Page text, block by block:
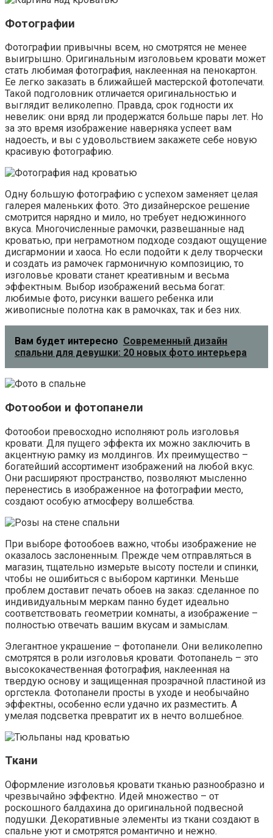
Фотографии
Фотографии привычны всем, но смотрятся не менее
выигрышно. Оригинальным изголовьем кровати может
стать любимая фотография, наклеенная на пенокартон.
Ее легко заказать в ближайшей мастерской фотопечати.
Такой подголовник отличается оригинальностью и
выглядит великолепно. Правда, срок годности их
невелик: они вряд ли продержатся больше пары лет. Но
за это время изображение наверняка успеет вам
надоесть, и вы с удовольствием закажете себе новую
красивую фотографию.
Одну большую фотографию с успехом заменяет целая
галерея маленьких фото. Это дизайнерское решение
смотрится нарядно и мило, но требует недюжинного
вкуса. Многочисленные рамочки, развешанные над
кроватью, при неграмотном подходе создают ощущение
дисгармонии и хаоса. Но если подойти к делу творчески
и создать из рамочек гармоничную композицию, то
изголовье кровати станет креативным и весьма
эффектным. Выбор изображений весьма богат:
любимые фото, рисунки вашего ребенка или
живописные полотна как в рамочках, так и без них.
Вам будет интересно Современный дизайн
спальни для девушки: 20 новых фото интерьера
Фотообои и фотопанели
Фотообои превосходно исполняют роль изголовья
кровати. Для пущего эффекта их можно заключить в
акцентную рамку из молдингов. Их преимущество –
богатейший ассортимент изображений на любой вкус.
Они расширяют пространство, позволяют мысленно
перенестись в изображенное на фотографии место,
создают особую атмосферу волшебства.
При выборе фотообоев важно, чтобы изображение не
оказалось заслоненным. Прежде чем отправляться в
магазин, тщательно измерьте высоту постели и спинки,
чтобы не ошибиться с выбором картинки. Меньше
проблем доставит печать обоев на заказ: сделанное по
индивидуальным меркам панно будет идеально
соответствовать геометрии комнаты, а изображение –
полностью отвечать вашим вкусам и замыслам.
Элегантное украшение – фотопанели. Они великолепно
смотрятся в роли изголовья кровати. Фотопанель – это
высококачественная фотография, наклеенная на
твердую основу и защищенная прозрачной пластиной из
оргстекла. Фотопанели просты в уходе и необычайно
эффектны, особенно если удачно их разместить. А
умелая подсветка превратит их в нечто волшебное.
Ткани
Оформление изголовья кровати тканью разнообразно и
чрезвычайно эффектно. Идей множество – от
роскошного балдахина до оригинальной подвесной
подушки. Декоративные элементы из ткани создают в
спальне уют и смотрятся романтично и нежно.